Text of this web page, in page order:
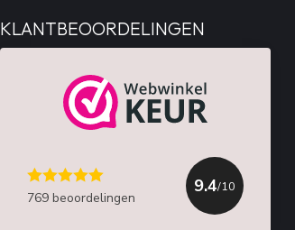
KLANTBEOORDELINGEN
769 beoordelingen
9.4/10